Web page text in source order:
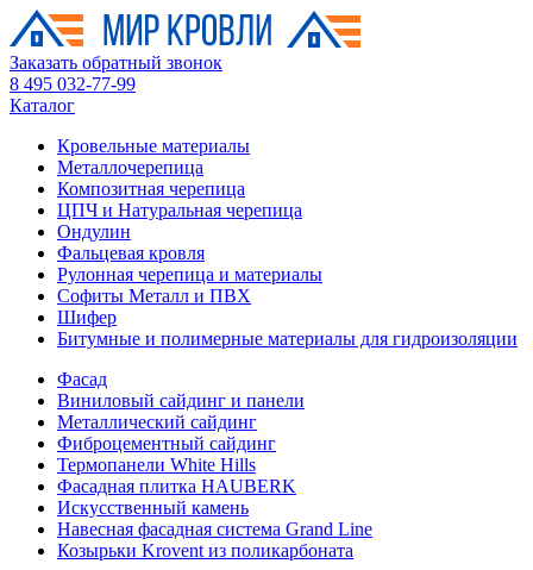
Заказать обратный звонок
8 495 032-77-99
Каталог
Кровельные материалы
Металлочерепица
Композитная черепица
ЦПЧ и Натуральная черепица
Ондулин
Фальцевая кровля
Рулонная черепица и материалы
Софиты Металл и ПВХ
Шифер
Битумные и полимерные материалы для гидроизоляции
Фасад
Виниловый сайдинг и панели
Металлический сайдинг
Фиброцементный сайдинг
Термопанели White Hills
Фасадная плитка HAUBERK
Искусственный камень
Навесная фасадная система Grand Line
Козырьки Krovent из поликарбоната